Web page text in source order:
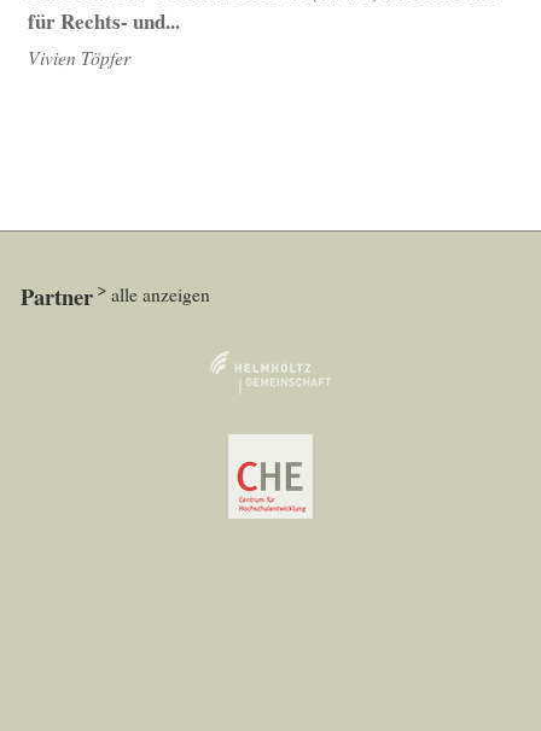
für Rechts- und...
Vivien Töpfer
Partner alle anzeigen